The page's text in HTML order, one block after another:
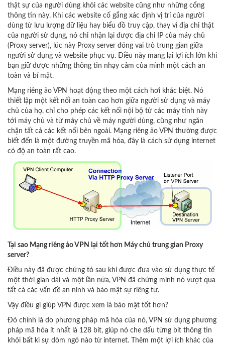
thật sự của người dùng khỏi các website cũng như những cổng
thông tin này. Khi các website cố gắng xác định vị trí của người
dùng từ lưu lượng dữ liệu hay biểu đồ truy cập, thay vì địa chỉ thật
của người sử dụng, nó chỉ nhận lại được địa chỉ IP của máy chủ
(Proxy server), lúc này Proxy server đóng vai trò trung gian giữa
người sử dụng và website phục vụ. Điều này mang lại lợi ích lớn khi
bạn giữ được những thông tin nhạy cảm của mình một cách an
toàn và bí mật.
Mạng riêng ảo VPN hoạt động theo một cách hơi khác biệt. Nó
thiết lập một kết nối an toàn cao hơn giữa người sử dụng và máy
chủ của họ, chỉ cho phép các kết nối nội bộ từ các máy tính này
tới máy chủ và từ máy chủ về máy người dùng, cũng như ngăn
chặn tất cả các kết nối bên ngoài. Mạng riêng ảo VPN thường được
biết đến là một đường truyền mã hóa, đây là cách sử dụng internet
có độ an toàn rất cao.
Tại sao Mạng riêng ảo VPN lại tốt hơn Máy chủ trung gian Proxy
server?
Điều này đã được chứng tỏ sau khi được đưa vào sử dụng thực tế
một thời gian dài và một lần nữa, VPN đã chứng minh nó vượt qua
tất cả các vấn đề an ninh và bảo mật sự riêng tư.
Vậy điều gì giúp VPN được xem là bảo mật tốt hơn?
Đó chính là do phương pháp mã hóa của nó, VPN sử dụng phương
pháp mã hóa ít nhất là 128 bit, giúp nó che dấu từng bit thông tin
khỏi bất kì sự dòm ngó nào từ internet. Thêm một lợi ích khác của